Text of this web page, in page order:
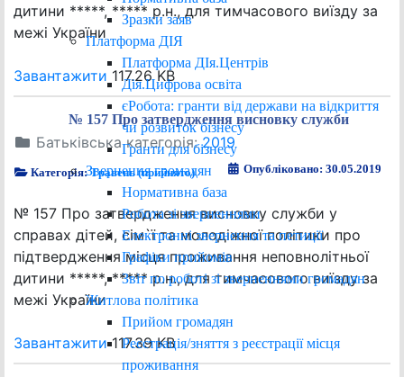
Зразки заяв
Платформа ДІЯ
Платформа ДІя.Центрів
Дія.Цифрова освіта
єРобота: гранти від держави на відкриття
чи розвиток бізнесу
Гранти для бізнесу
Звернення громадян
Нормативна база
Робота зі зверненнями
Електронні звернення та петиції
Графіки прийомів
Звіт по роботі зі зверненнями громадян
Житлова політика
Прийом громадян
Реєстрація/зняття з реєстрації місця
проживання
дитини *****, ***** р.н., для тимчасового виїзду за
межі України
Завантажити 117.26 KB
№ 157 Про затвердження висновку служби
Батьківська категорія:2019
Категорія:Травень (прийнято) Опубліковано: 30.05.2019
№ 157 Про затвердження висновку служби у
справах дітей, сім`ї та молодіжної політики про
підтвердження місця проживання неповнолітньої
дитини *****, ***** р.н., для тимчасового виїзду за
межі України
Завантажити117.39 KB